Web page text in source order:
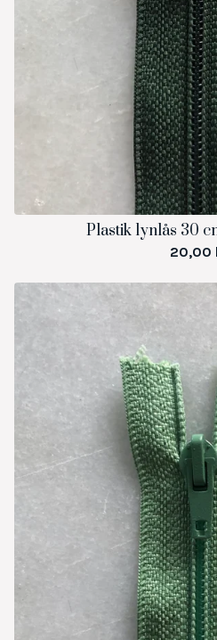
Plastik lynlås 30
20,00